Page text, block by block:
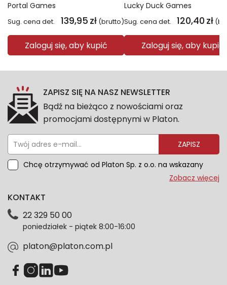
Portal Games
Sug. cena det. 139,95 zł (brutto)
Zaloguj się, aby kupić
Lucky Duck Games
Sug. cena det. 120,40 zł
Zaloguj się, aby kupić
ZAPISZ SIĘ NA NASZ NEWSLETTER
Bądź na bieżąco z nowościami oraz
promocjami dostępnymi w Platon.
ZAPISZ
Chcę otrzymywać od Platon Sp. z o.o. na wskazany
przeze mnie adres e-mail informacje marketingowe
dotyczące danych osobowych znajdziesz w naszej
każdym czasie. Wycofanie zgody nie wpłynie na
zgodność z prawem przetwarzania dokonanego przed
Zobacz więcej
KONTAKT
22 329 50 00
poniedziałek - piątek 8:00-16:00
platon@platon.com.pl